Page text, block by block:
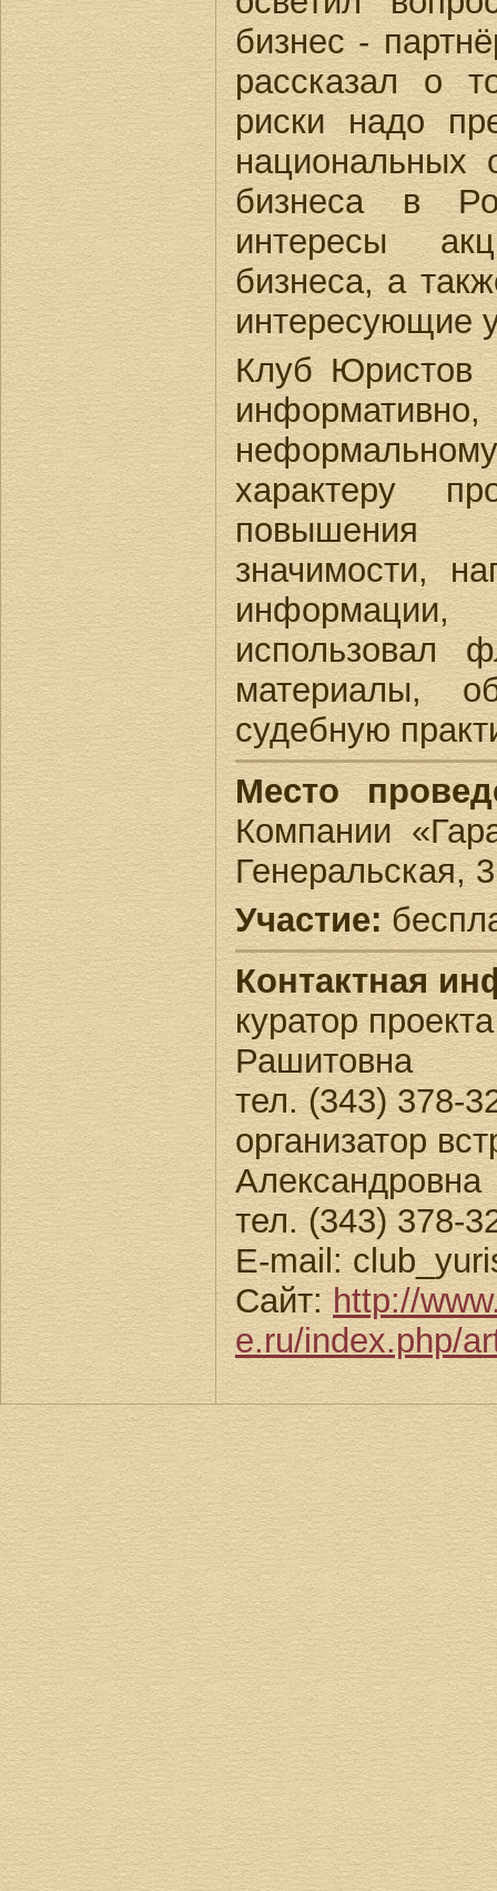
бизнес -
рассказал о
риски надо
национальных
бизнеса в
интересы
бизнеса, а
интересующие
Клуб Юристов
характеру
повышения
значимости,
использовал
материалы,
судебную
Место
Компании
Генеральская,
Участие:
Контактная
куратор
Рашитовна
тел. (343) 378-
организатор
Александровна
тел. (343) 378-
Е-mail:
Сайт:http://
e.ru/index.php/